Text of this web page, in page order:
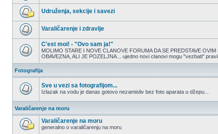
Nema
nepročitanih
postova
Nema
nepročitanih
postova
Udruženja, sekcije i savezi
Nema
nepročitanih
postova
Varaličarenje i zdravlje
Nema
nepročitanih
postova
C'est moi! - "Ovo sam ja!"
MOLIMO STARE I NOVE CLANOVE FORUMA DA SE PREDSTAVE
OBAVEZNA, ALI JE POZELJNA... ujedno novi clanovi mogu "vezbati"
Fotografija
nepročitanih
postova
Sve u vezi sa fotografijom...
Izlazak na vodu je danas gotovo nezamisliv bez foto aparata u džepu...
Varaličarenje na moru
Varaličarenje na moru
generalno o varaličarenju na moru